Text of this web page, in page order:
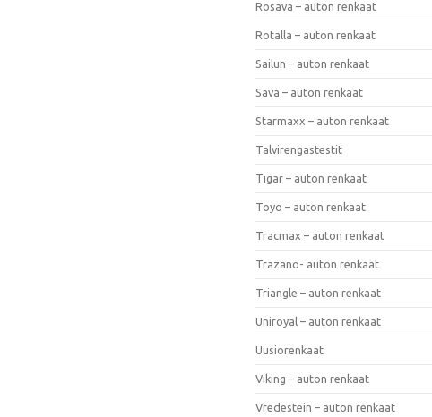
Rosava – auton renkaat
Rotalla – auton renkaat
Sailun – auton renkaat
Sava – auton renkaat
Starmaxx – auton renkaat
Talvirengastestit
Tigar – auton renkaat
Toyo – auton renkaat
Tracmax – auton renkaat
Trazano- auton renkaat
Triangle – auton renkaat
Uniroyal – auton renkaat
Uusiorenkaat
Viking – auton renkaat
Vredestein – auton renkaat